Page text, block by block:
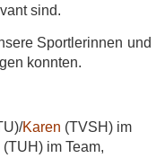
sind.
Sportlerinnen und
konnten.
Karen (TVSH) im
(TUH) im Team,